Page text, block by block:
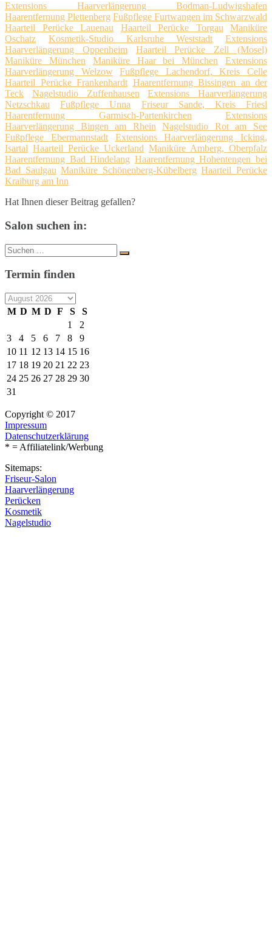
Extensions Haarverlängerung Bodman-Ludwigshafen
Haarentfernung Plettenberg Fußpflege Furtwangen im Schwarzwald
Haarteil Perücke Lauenau
Haarteil Perücke Torgau
Maniküre
Oschatz
Kosmetik-Studio Karlsruhe Weststadt
Extensions
Haarverlängerung Oppenheim
Haarteil Perücke Zell (Mosel)
Maniküre München
Maniküre Haar bei München
Extensions
Haarverlängerung Welzow
Fußpflege Lachendorf, Kreis Celle
Haarteil Perücke Frankenhardt Haarentfernung Bissingen an der
Teck
Nagelstudio Zuffenhausen
Extensions Haarverlängerung
Netzschkau
Fußpflege Unna
Friseur Sande, Kreis Friesl
Haarentfernung Garmisch-Partenkirchen
Extensions
Haarverlängerung Bingen am Rhein
Nagelstudio Rot am See
Fußpflege Ebermannstadt
Extensions Haarverlängerung Icking,
Isartal Haarteil Perücke Uckerland Maniküre Amberg, Oberpfalz
Haarentfernung Bad Hindelang Haarentfernung Hohentengen bei
Bad Saulgau Maniküre Schönenberg-Kübelberg Haarteil Perücke
Kraiburg am Inn
Hat Ihnen dieser Beitrag gefallen?
Salon suchen in:
Suche
nach:
Suchen
Termin finden
M D M D F S
S
1
2
3
4 5 6 7 8
9
10 11 12 13 14 15 16
17 18 19 20 21 22 23
24 25 26 27 28 29 30
31
Copyright © 2017
Impressum
Datenschutzerklärung
* = Affiliatelink/Werbung
Sitemaps:
Friseur-Salon
Haarverlängerung
Perücken
Kosmetik
Nagelstudio